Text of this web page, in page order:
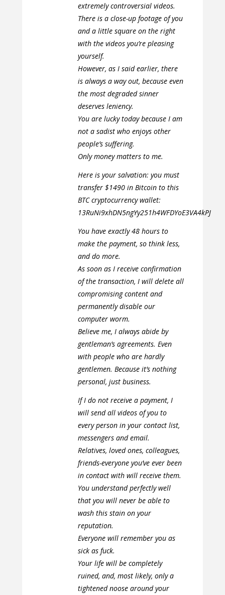
extremely controversial videos.
There is a close-up footage of you
and a little square on the right
with the videos you’re pleasing
yourself.
However, as I said earlier, there
is always a way out, because even
the most degraded sinner
deserves leniency.
You are lucky today because I am
not a sadist who enjoys other
people’s suffering.
Only money matters to me.
Here is your salvation: you must
transfer $1490 in Bitcoin to this
BTC cryptocurrency wallet:
13RuNi9xhDN5ngYy251h4WFDYoE3VA4kPJ
You have exactly 48 hours to
make the payment, so think less,
and do more.
As soon as I receive confirmation
of the transaction, I will delete all
compromising content and
permanently disable our
computer worm.
Believe me, I always abide by
gentleman’s agreements. Even
with people who are hardly
gentlemen. Because it’s nothing
personal, just business.
If I do not receive a payment, I
will send all videos of you to
every person in your contact list,
messengers and email.
Relatives, loved ones, colleagues,
friends-everyone you’ve ever been
in contact with will receive them.
You understand perfectly well
that you will never be able to
wash this stain on your
reputation.
Everyone will remember you as
sick as fuck.
Your life will be completely
ruined, and, most likely, only a
tightened noose around your